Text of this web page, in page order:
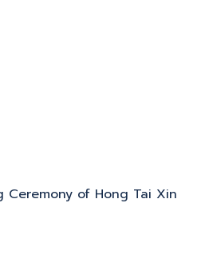
Ceremony of Hong Tai Xin